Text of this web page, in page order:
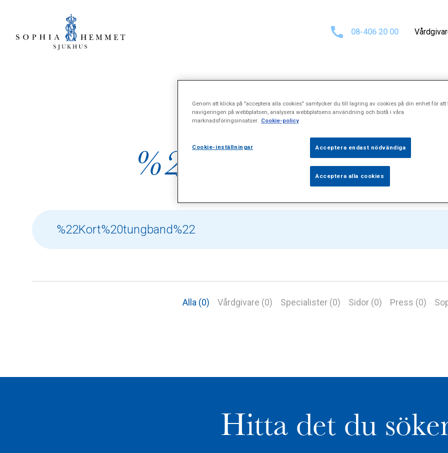
08-406 20 00
Sökresultat för
Alla (0) Vårdgivare (0) Specialister (0) Sidor (0) Press (0)
Hitta det du
Genom att klicka på "acceptera alla cookies" samtycker du till lagring av cookies på din enhet för att
navigeringen på webbplatsen, analysera webbplatsens användning och bistå i våra
marknadsföringsinsatser. Cookie-policy
Cookie-inställningar Acceptera endast nödvändiga
Acceptera alla cookies